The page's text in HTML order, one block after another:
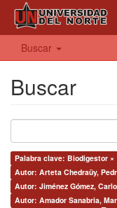
Buscar
Buscar
Palabra clave: Biodigestor ×
Autor: Arteta Chedraüy,
Autor: Jiménez Gómez,
Autor: Amador Sanabria,